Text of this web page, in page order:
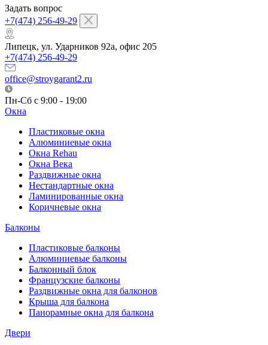
Задать вопрос
+7(474) 256-49-29
Липецк, ул. Ударников 92а, офис 205
+7(474) 256-49-29
office@stroygarant2.ru
Пн-Сб с 9:00 - 19:00
Окна
Пластиковые окна
Алюминиевые окна
Окна Rehau
Окна Века
Раздвижные окна
Нестандартные окна
Ламинированные окна
Коричневые окна
Балконы
Пластиковые балконы
Алюминиевые балконы
Балконный блок
Французские балконы
Раздвижные окна для балконов
Крыша для балкона
Панорамные окна для балкона
Двери